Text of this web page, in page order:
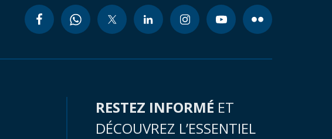
RESTEZ INFORMÉ ET
DÉCOUVREZ L’ESSENTIEL